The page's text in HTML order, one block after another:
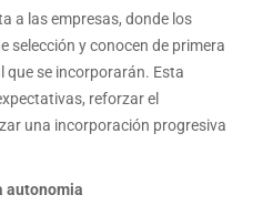
a las empresas, donde los
selección y conocen de primera
que se incorporarán. Esta
reforzar el
una incorporación progresiva
autonomia